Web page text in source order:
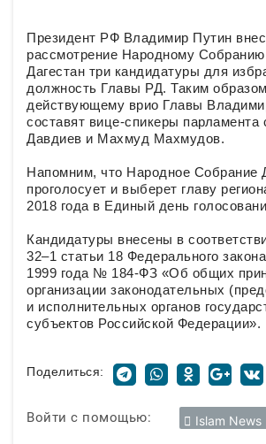
Президент РФ Владимир Путин
рассмотрение Народному
Дагестан три кандидатуры для
должность Главы РД. Таким
действующему врио Главы
составят вице-спикеры парламента
Давдиев и Махмуд Махмудов.
Напомним, что Народное Собрание
проголосует и выберет главу
2018 года в Единый день
Кандидатуры внесены в
32–1 статьи 18 Федерального
1999 года № 184-ФЗ «Об общих
организации законодательных
и исполнительных органов
субъектов Российской Федерации».
Поделиться:
Войти с помощью: Islam News